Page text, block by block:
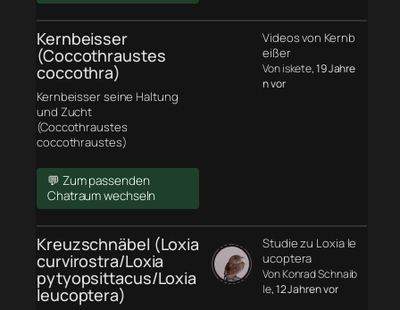
Kernbeisser
(Coccothraustes
coccothra)
Kernbeisser seine Haltung
und Zucht
(Coccothraustes
coccothraustes)
💬 Zum passenden
Chatraum wechseln
Videos von Kernb
eißer
Von iskete, 19 Jahre
n vor
Kreuzschnäbel (Loxia
curvirostra/Loxia
pytyopsittacus/Loxia
leucoptera)
Studie zu Loxia le
ucoptera
Von Konrad Schnaib
le, 12 Jahren vor